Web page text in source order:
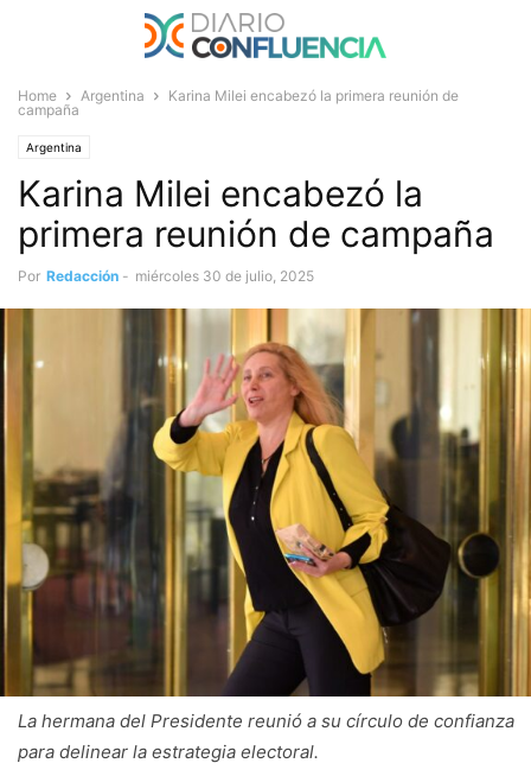
Home Argentina
Karina Milei encabezó la primera reunión de
campaña
Argentina
Karina Milei encabezó la
primera reunión de campaña
Por Redacción - miércoles 30 de julio, 2025
La hermana del Presidente reunió a su círculo de confianza
para delinear la estrategia electoral.